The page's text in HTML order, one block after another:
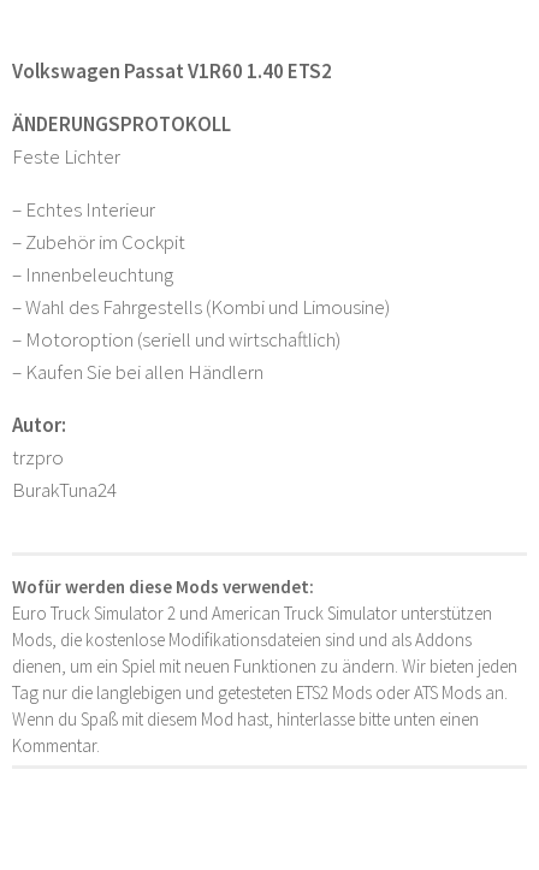
Volkswagen Passat V1R60 1.40 ETS2
ÄNDERUNGSPROTOKOLL
Feste Lichter
– Echtes Interieur
– Zubehör im Cockpit
– Innenbeleuchtung
– Wahl des Fahrgestells (Kombi und Limousine)
– Motoroption (seriell und wirtschaftlich)
– Kaufen Sie bei allen Händlern
Autor:
trzpro
BurakTuna24
Wofür werden diese Mods verwendet:
Euro Truck Simulator 2 und American Truck Simulator unterstützen
Mods, die kostenlose Modifikationsdateien sind und als Addons
dienen, um ein Spiel mit neuen Funktionen zu ändern. Wir bieten jeden
Tag nur die langlebigen und getesteten ETS2 Mods oder ATS Mods an.
Wenn du Spaß mit diesem Mod hast, hinterlasse bitte unten einen
Kommentar.